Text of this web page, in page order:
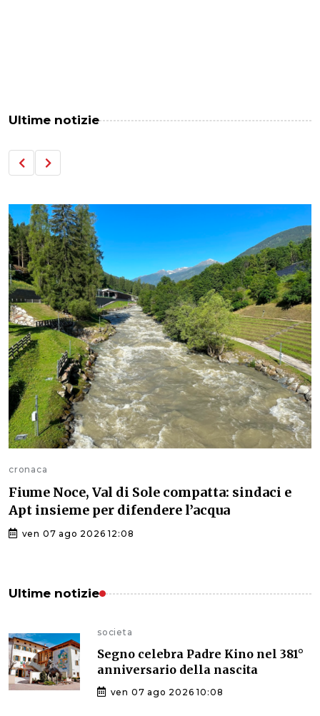
Ultime notizie
cronaca
Fiume Noce, Val di Sole compatta: sindaci e
Apt insieme per difendere l’acqua
ven 07 ago 2026 12:08
Ultime notizie
societa
Segno celebra Padre Kino nel 381°
anniversario della nascita
ven 07 ago 2026 10:08